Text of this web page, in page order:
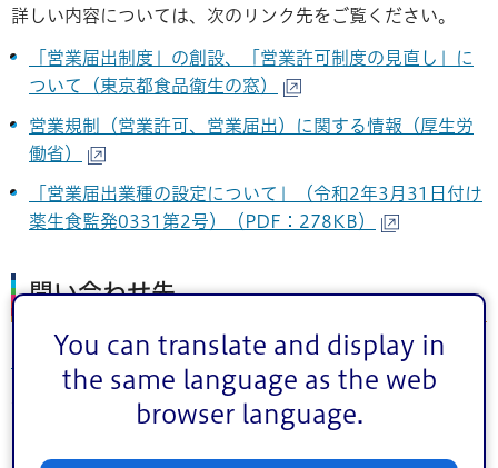
You can translate and display in
the same language as the web
browser language.
詳しい内容については、次のリンク先をご覧ください。
「営業届出制度」の創設、「営業許可制度の見直し」に
ついて（東京都食品衛生の窓）
営業規制（営業許可、営業届出）に関する情報（厚生労
働省）
「営業届出業種の設定について」（令和2年3月31日付け
薬生食監発0331第2号）（PDF：278KB）
問い合わせ先
江戸川保健所生活衛生課
食品衛生第一係・第二係